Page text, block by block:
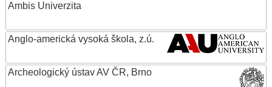
Ambis Univerzita
Anglo-americká vysoká škola, z.ú.
Archeologický ústav AV ČR, Brno